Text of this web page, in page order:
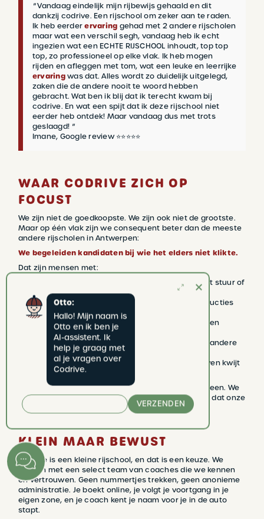
"Vandaag eindelijk mijn rijbewijs gehaald en dit
dankzij codrive. Een rijschool om zeker aan te raden.
Ik heb eerderervaring gehad met 2 andere rijscholen
maar wat een verschil segh, vandaag heb ik echt
ingezien wat een ECHTE RIJSCHOOL inhoudt, top top
top, zo professioneel op elke vlak. Ik heb mogen
rijden en afleggen met tom, wat een leuke en leerrijke
ervaringwas dat. Alles wordt zo duidelijk uitgelegd,
zaken die de andere nooit te woord hebben
gebracht. Wat ben ik blij dat ik terecht kwam bij
codrive. En wat een spijt dat ik deze rijschool niet
eerder heb ontdek! Maar vandaag dus met trots
geslaagd! "
Imane, Google review ⭐⭐⭐⭐⭐
WAAR CODRIVE ZICH OP
FOCUST
We zijn niet de goedkoopste. We zijn ook niet de grootste.
Maar op één vlak zijn we consequent beter dan de meeste
andere rijscholen in Antwerpen:
We begeleiden kandidaten bij wie het elders niet klikte.
Dat zijn mensen met:
— wie blokkeert achter het stuur of
bij examens
Dyslexie— wie anders verwerkt en andere instructies
nodig heeft
Autisme— waarbij voorspelbaarheid, structuur en
rustige communicatie essentieel zijn
— waarbij tempo en focus vraagt om een andere
aanpak
Meerdere mislukte examens
— en het vertrouwen kwijt
We claimen niet dat we dit beter kunnen dan iedereen. We
zeggen wel dat het onze dagelijkse praktijk is — en dat onze
reviews dat bevestigen.
KLEIN MAAR BEWUST
Codrive is een kleine rijschool, en dat is een keuze. We
werken met een select team van coaches die we kennen
en vertrouwen. Geen nummertjes trekken, geen anonieme
administratie. Je boekt online, je volgt je voortgang in je
eigen zone, en je coach kent je naam voor je in de auto
stapt.
Otto:
Hallo! Mijn naam is
Otto en ik ben je
AI-assistent. Ik
help je graag met
al je vragen over
Codrive.
VERZENDEN